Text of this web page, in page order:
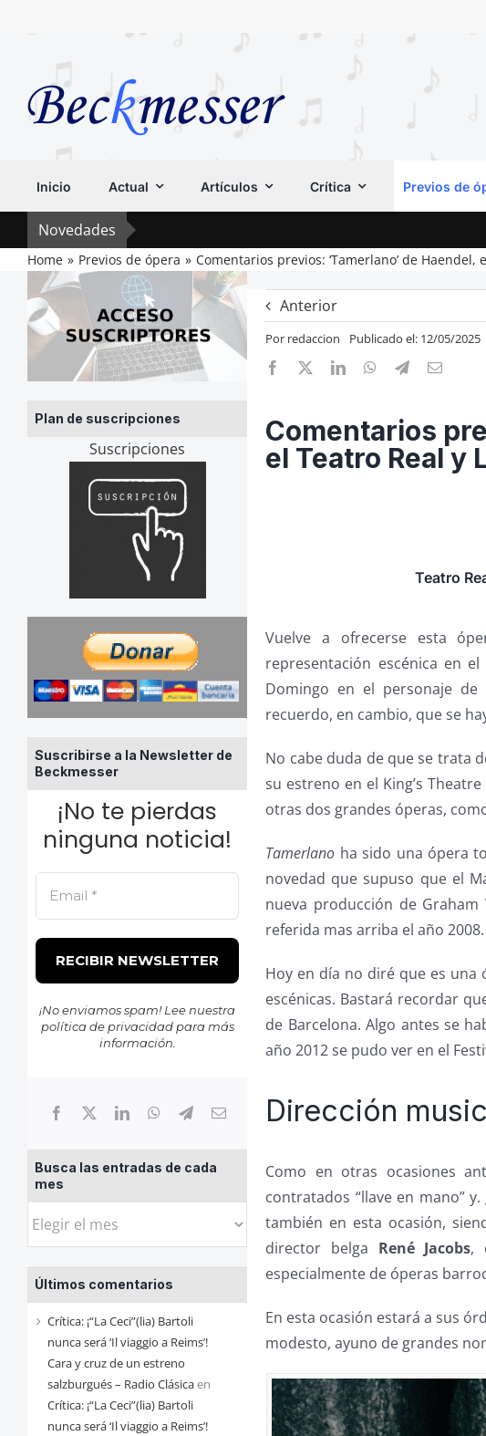
Inicio Actual Artículos Crítica Previos de
Novedades
Home Previos de ópera Comentarios previos: ‘Tamerlano’ de Haendel,
Plan de suscripciones
Suscripciones
Suscribirse a la Newsletter de
Beckmesser
¡No te pierdas
ninguna noticia!
¡No enviamos spam! Lee nuestra
política de privacidadpara más
información.
Busca las entradas de cada
mes
Busca
entradas
de
cada
mes
Últimos comentarios
Crítica: ¡“La Ceci”(lia) Bartoli
nunca será ‘Il viaggio a Reims’!
Cara y cruz de un estreno
salzburgués – Radio Clásicaen
Crítica: ¡“La Ceci”(lia) Bartoli
nunca será ‘Il viaggio a Reims’!
Anterior
Por redaccion Publicado el: 12/05/2025
Comentarios
el Teatro Real y
Teatro
Vuelve a ofrecerse esta
representación escénica en
Domingo en el personaje
recuerdo, en cambio, que se
No cabe duda de que se trata
su estreno en el King’s
otras dos grandes óperas,
Tamerlano ha sido una ópera
novedad que supuso que el
nueva producción de
referida mas arriba el año 2008.
Hoy en día no diré que es
escénicas. Bastará recordar
de Barcelona. Algo antes se
año 2012 se pudo ver en el
Dirección
Como en otras ocasiones
contratados “llave en mano”
también en esta ocasión,
director belga René Jacobs,
especialmente de óperas
En esta ocasión estará a sus
modesto, ayuno de grandes